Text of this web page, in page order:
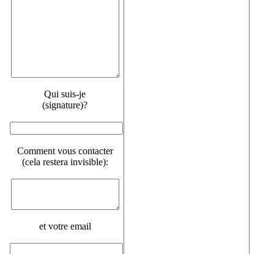
Qui suis-je
(signature)?
Comment vous contacter
(cela restera invisible):
et votre email